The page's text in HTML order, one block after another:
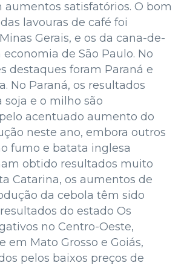
aumentos satisfatórios. O bom
lavouras de café foi
Gerais, e os da cana-de-
economia de São Paulo. No
destaques foram Paraná e
No Paraná, os resultados
soja e o milho são
acentuado aumento do
neste ano, embora outros
fumo e batata inglesa
obtido resultados muito
Catarina, os aumentos de
da cebola têm sido
do estado Os
no Centro-Oeste,
em Mato Grosso e Goiás,
pelos baixos preços de